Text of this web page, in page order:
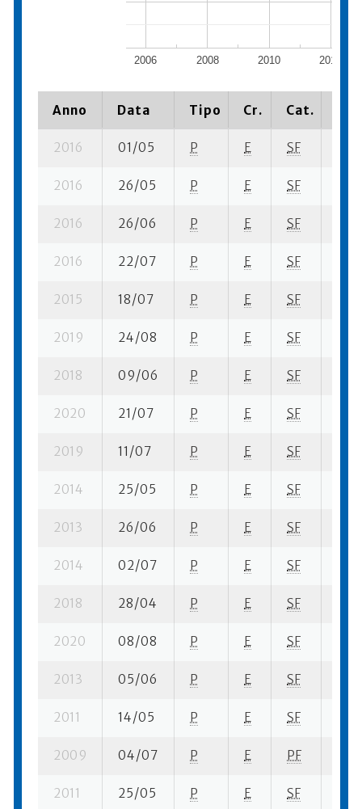
2006 2008 2010 2012
Anno Data Tipo Cr. Cat.
2016 01/05 P E SF
2016 26/05 P E SF
2016 26/06 P E SF
2016 22/07 P E SF
2015 18/07 P E SF
2019 24/08 P E SF
2018 09/06 P E SF
2020 21/07 P E SF
2019 11/07 P E SF
2014 25/05 P E SF
2013 26/06 P E SF
2014 02/07 P E SF
2018 28/04 P E SF
2020 08/08 P E SF
2013 05/06 P E SF
2011 14/05 P E SF
2009 04/07 P E PF
2011 25/05 P E SF